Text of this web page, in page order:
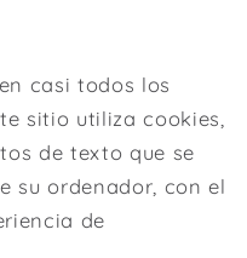
casi todos los
sitio utiliza cookies,
de texto que se
su ordenador, con el
de